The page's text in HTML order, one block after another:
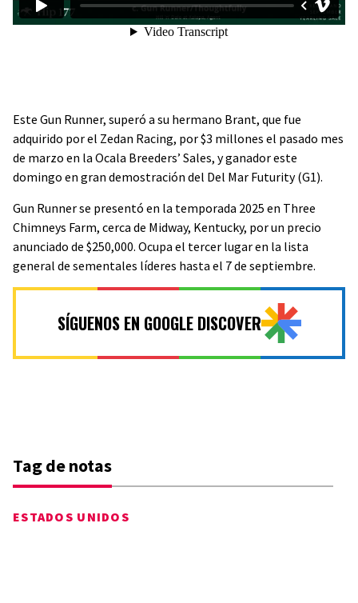
Este Gun Runner, superó a su hermano Brant, que fue
adquirido por el Zedan Racing, por $3 millones el pasado mes
de marzo en la Ocala Breeders’ Sales, y ganador este
domingo en gran demostración del Del Mar Futurity (G1).
Gun Runner se presentó en la temporada 2025 en Three
Chimneys Farm, cerca de Midway, Kentucky, por un precio
anunciado de $250,000. Ocupa el tercer lugar en la lista
general de sementales líderes hasta el 7 de septiembre.
SÍGUENOS EN GOOGLE DISCOVER
Tag de notas
ESTADOS UNIDOS